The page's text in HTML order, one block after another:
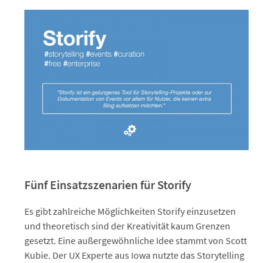
Fünf Einsatzszenarien für Storify
Es gibt zahlreiche Möglichkeiten Storify einzusetzen
und theoretisch sind der Kreativität kaum Grenzen
gesetzt. Eine außergewöhnliche Idee stammt von Scott
Kubie. Der UX Experte aus Iowa nutzte das Storytelling